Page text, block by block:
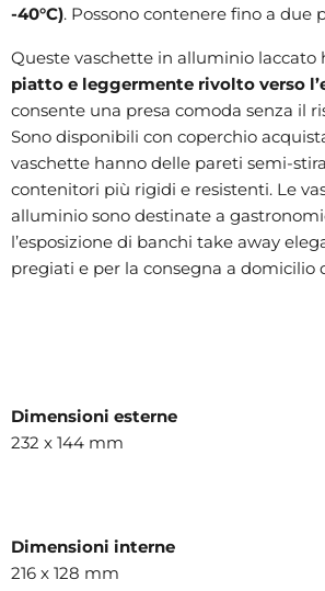
-40°C). Possono contenere fino a due
Queste vaschette in alluminio laccato
piatto e leggermente rivolto verso
consente una presa comoda senza il
Sono disponibili con coperchio
vaschette hanno delle pareti semi-
contenitori più rigidi e resistenti. Le
alluminio sono destinate a
l’esposizione di banchi take away
pregiati e per la consegna a
Dimensioni esterne
232 x 144 mm
Dimensioni interne
216 x 128 mm